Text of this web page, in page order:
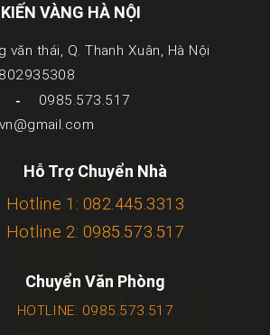
VÀNG HÀ NỘI
văn thái, Q. Thanh Xuân, Hà Nội
-
0985.573.517
Hỗ Trợ Chuyển Nhà
Hotline 1: 082.445.3313
Hotline 2: 0985.573.517
Chuyển Văn Phòng
HOTLINE: 0985.573.517